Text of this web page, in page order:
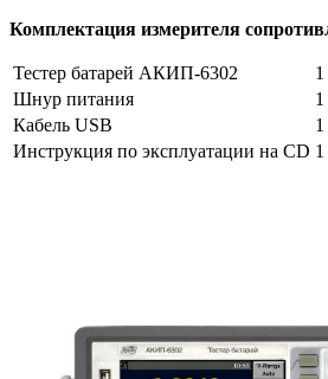
Комплектация измерителя
Тестер батарей АКИП-6302
Шнур питания
Кабель USB
Инструкция по эксплуатации на CD